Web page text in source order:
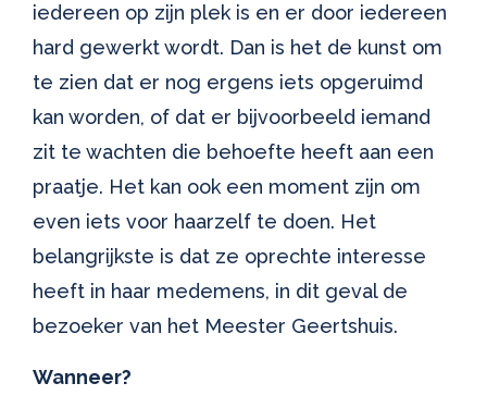
iedereen op zijn plek is en er door iedereen
hard gewerkt wordt. Dan is het de kunst om
te zien dat er nog ergens iets opgeruimd
kan worden, of dat er bijvoorbeeld iemand
zit te wachten die behoefte heeft aan een
praatje. Het kan ook een moment zijn om
even iets voor haarzelf te doen. Het
belangrijkste is dat ze oprechte interesse
heeft in haar medemens, in dit geval de
bezoeker van het Meester Geertshuis.
Wanneer?